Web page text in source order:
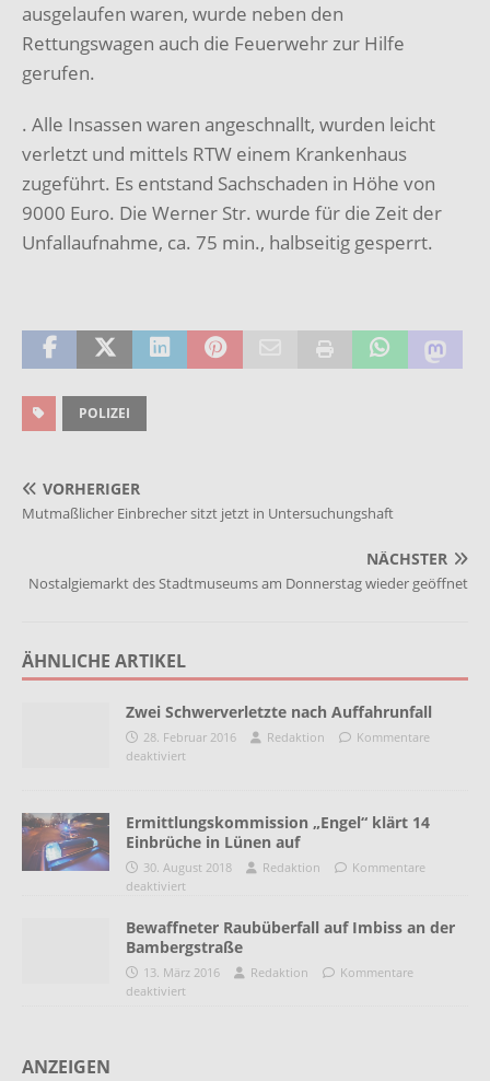
ausgelaufen waren, wurde neben den
Rettungswagen auch die Feuerwehr zur Hilfe
gerufen.
. Alle Insassen waren angeschnallt, wurden leicht
verletzt und mittels RTW einem Krankenhaus
zugeführt. Es entstand Sachschaden in Höhe von
9000 Euro. Die Werner Str. wurde für die Zeit der
Unfallaufnahme, ca. 75 min., halbseitig gesperrt.
POLIZEI
VORHERIGER
Mutmaßlicher Einbrecher sitzt jetzt in Untersuchungshaft
NÄCHSTER
Nostalgiemarkt des Stadtmuseums am Donnerstag wieder geöffnet
ÄHNLICHE ARTIKEL
Zwei Schwerverletzte nach Auffahrunfall
28. Februar 2016 Redaktion
Kommentare
deaktiviert
Ermittlungskommission „Engel“ klärt 14
Einbrüche in Lünen auf
30. August 2018 Redaktion
Kommentare
deaktiviert
Bewaffneter Raubüberfall auf Imbiss an der
Bambergstraße
13. März 2016 Redaktion
Kommentare
deaktiviert
ANZEIGEN